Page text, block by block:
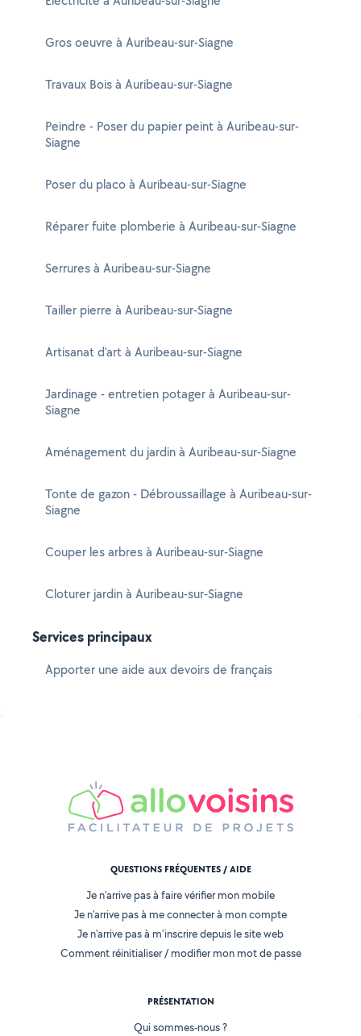
Gros oeuvre à Auribeau-sur-Siagne
Travaux Bois à Auribeau-sur-Siagne
Peindre - Poser du papier peint à Auribeau-sur-
Siagne
Poser du placo à Auribeau-sur-Siagne
Réparer fuite plomberie à Auribeau-sur-Siagne
Serrures à Auribeau-sur-Siagne
Tailler pierre à Auribeau-sur-Siagne
Artisanat d'art à Auribeau-sur-Siagne
Jardinage - entretien potager à Auribeau-sur-
Siagne
Aménagement du jardin à Auribeau-sur-Siagne
Tonte de gazon - Débroussaillage à Auribeau-sur-
Siagne
Couper les arbres à Auribeau-sur-Siagne
Cloturer jardin à Auribeau-sur-Siagne
Services principaux
Apporter une aide aux devoirs de français
QUESTIONS FRÉQUENTES / AIDE
Je n'arrive pas à faire vérifier mon mobile
Je n'arrive pas à me connecter à mon compte
Je n'arrive pas à m'inscrire depuis le site web
Comment réinitialiser / modifier mon mot de passe
PRÉSENTATION
Qui sommes-nous ?